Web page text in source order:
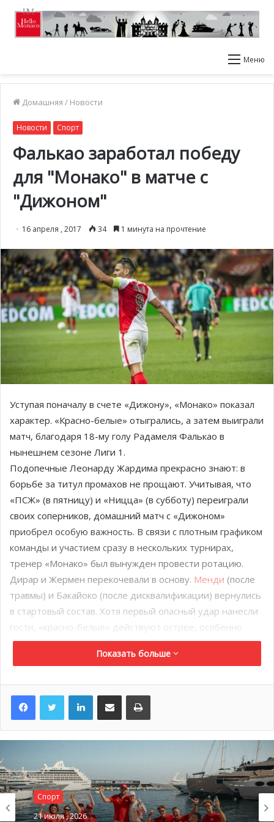
Меню
Домашняя / Новости
Новости Спорт
Фалькао заработал победу
для "Монако" в матче с
"Дижоном"
16 апреля , 2017 34 1 минута на прочтение
Уступая поначалу в счете «Дижону», «Монако» показал
характер. «Красно-белые» отыгрались, а затем выиграли
матч, благодаря 18-му голу Радамеля Фалькао в
нынешнем сезоне Лиги 1.
Подопечные Леонарду Жардима прекрасно знают: в
борьбе за титул промахов не прощают. Учитывая, что
«ПСЖ» (в пятницу) и «Ницца» (в субботу) переиграли
своих соперников, домашний матч с «Дижоном»
приобрел особую важность. В связи с плотным графиком
команды и участием сразу в нескольких турнирах,
тренер «Монако» был вынужден провести ротацию.
Дирар и Жермен перекочевали в основу. Менди (после
травмы) и Бакайоко (после дисквалификации) вернулись
в стартовый состав. Хотя первый опасный удар нанесли
гости, «красно-белые» действуют острее, особенно
Силва (16’) иМбаппе(16’).
Показать больше
LinkedInПоделиться по электронной почте Распечатать
Спорт
21 июля , 2026